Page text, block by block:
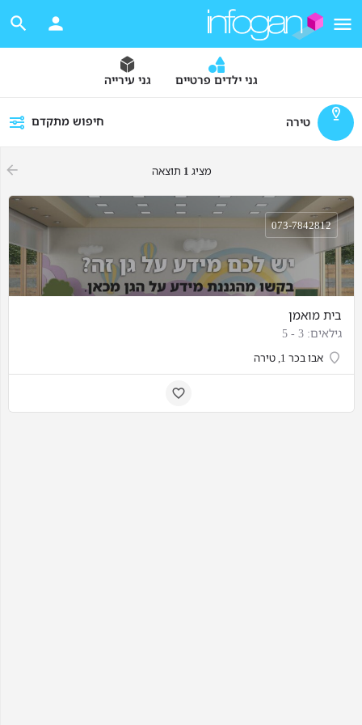
גני ילדים פרטיים גני עירייה
טירה חיפוש מתקדם
מציג 1 תוצאה
בית מואמן
גילאים: 3 - 5
אבו בכר 1, טירה
073-7842812